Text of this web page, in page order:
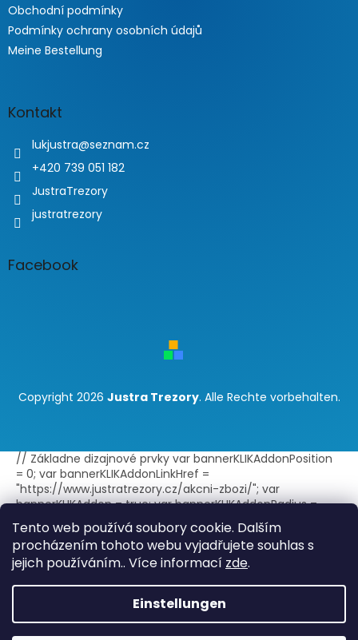
Tento web používá soubory cookie. Dalším
procházením tohoto webu vyjadřujete souhlas s
jejich používáním.. Více informací zde.
Einstellungen
Obchodní podmínky
Podmínky ochrany osobních údajů
Meine Bestellung
Kontakt
lukjustra@seznam.cz
+420 739 051 182
JustraTrezory
justratrezory
Facebook
Copyright 2026 Justra Trezory. Alle Rechte vorbehalten.
// Základne dizajnové prvky var bannerKLIKAddonPosition
= 0; var bannerKLIKAddonLinkHref =
"https://www.justratrezory.cz/akcni-zbozi/"; var
bannerKLIKAddon = true; var bannerKLIKAddonRadius =
false; var bannerKLIKAddonBorder = true; var
bannerKLIKAddonLink = true; var
bannerKLIKAddonLinkExternal = true; // Text doplnku -
jeden jazyk var bannerKLIKAddonTitle = "Akce"; var
var bannerKLIKAddonTitleLang =
{sk:"Akcia",cs:"Akce",en:"Discount"}; // Štýl zobrazenia var
bannerKLIKAddonIconImage = ""; var